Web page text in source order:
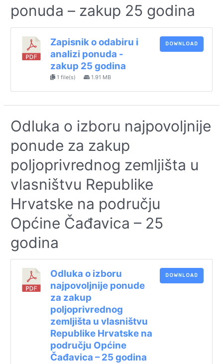
ponuda – zakup 25 godina
Zapisnik o odabiru i
analizi ponuda -
zakup 25 godina
1 file(s) 1.91 MB
DOWNLOAD
Odluka o izboru najpovoljnije
ponude za zakup
poljoprivrednog zemljišta u
vlasništvu Republike
Hrvatske na području
Općine Čađavica – 25
godina
Odluka o izboru
najpovoljnije ponude
za zakup
poljoprivrednog
zemljišta u vlasništvu
Republike Hrvatske na
području Općine
Čađavica – 25 godina
DOWNLOAD